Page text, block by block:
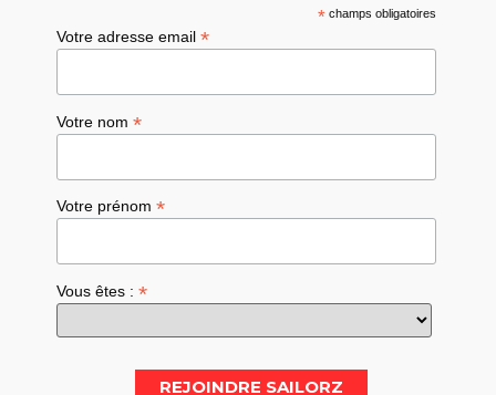
*champs obligatoires
Votre adresse email*
Votre nom*
Votre prénom*
Vous êtes :*